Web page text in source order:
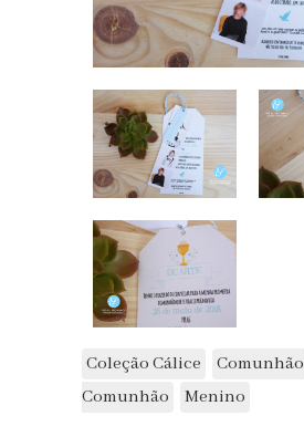
Coleção Cálice Comunhão
Comunhão
Menino